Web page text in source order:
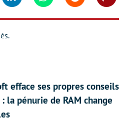
efface ses propres conseils
la pénurie de RAM change